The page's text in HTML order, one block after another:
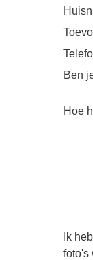
Ben
Hoe
Ik
foto's